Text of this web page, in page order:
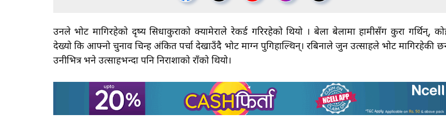
उनले भोट मागिरहेको दृष्य सिधाकुराको क्यामेराले रेकर्ड गरिरहेको थियो । बेला बेलामा हामीसँग कुरा गर्थिन्,
देख्यो कि आफ्नो चुनाव चिन्ह अंकित पर्चा देखाउँदै भोट माग्न पुगिहाल्थिन्। रबिनाले जुन उत्साहले भोट मागिरहेकी
उनीभित्र भने उत्साहभन्दा पनि निराशाको राँको थियो।